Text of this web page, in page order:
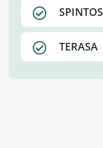
SPINTOS
TERASA